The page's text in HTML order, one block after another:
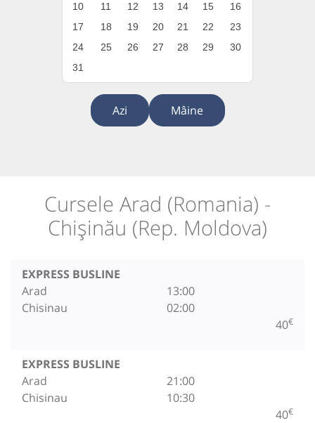
10
11 12 13 14 15
16
17
18 19 20 21 22
23
24
25 26 27 28 29
30
31
Azi Mâine
Cursele Arad (Romania) -
Chișinău (Rep. Moldova)
EXPRESS BUSLINE
Arad
Chisinau
13:00
02:00
40€
EXPRESS BUSLINE
Arad
Chisinau
21:00
10:30
40€